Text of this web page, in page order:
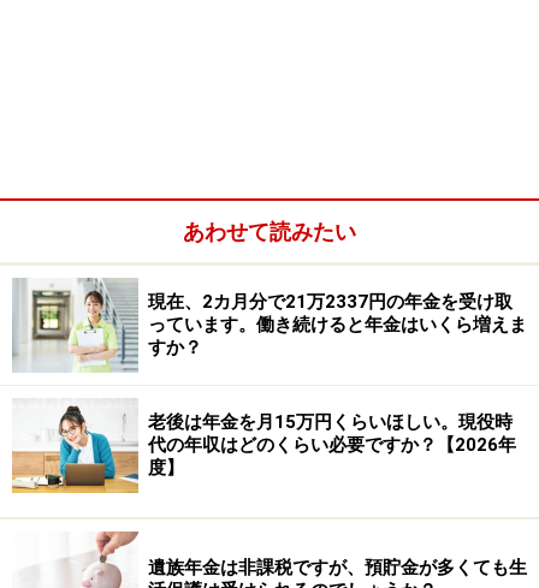
を含めた生活の見直しを検討してみましょ
物価高に加え、医療費や固定資産税などの支出が重なる
と、年金とアルバイト収入があっても生活が厳しくなる
ことがあります。特に、けいチャンさんのように持病が
あり、継続的な通院や検査が必要な場合は、医療費負担
が家計を大きく圧迫してしまうケースも少なくありませ
ん。また、生活が苦しい状況が続くと、精神的なストレ
スから体調不良が悪化してしまうこともあります。
あわせて読みたい
現在、2カ月分で21万2337円の年金を受け取
っています。働き続けると年金はいくら増えま
すか？
老後は年金を月15万円くらいほしい。現役時
代の年収はどのくらい必要ですか？【2026年
度】
遺族年金は非課税ですが、預貯金が多くても生